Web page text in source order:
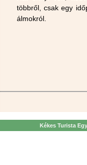
többről, csak egy
álmokról.
Kékes Turista